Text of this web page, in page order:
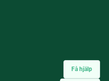
Få hjälp